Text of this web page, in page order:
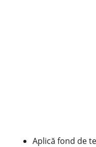
Aplică fond de